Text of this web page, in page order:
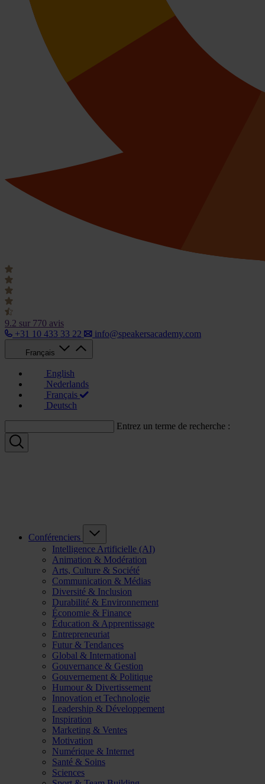
9.2 sur 770 avis
+31 10 433 33 22
info@speakersacademy.com
Français
English
Nederlands
Français
Deutsch
Entrez un terme de recherche :
Conférenciers
Intelligence Artificielle (AI)
Animation & Modération
Arts, Culture & Société
Communication & Médias
Diversité & Inclusion
Durabilité & Environnement
Économie & Finance
Éducation & Apprentissage
Entrepreneuriat
Futur & Tendances
Global & International
Gouvernance & Gestion
Gouvernement & Politique
Humour & Divertissement
Innovation et Technologie
Leadership & Développement
Inspiration
Marketing & Ventes
Motivation
Numérique & Internet
Santé & Soins
Sciences